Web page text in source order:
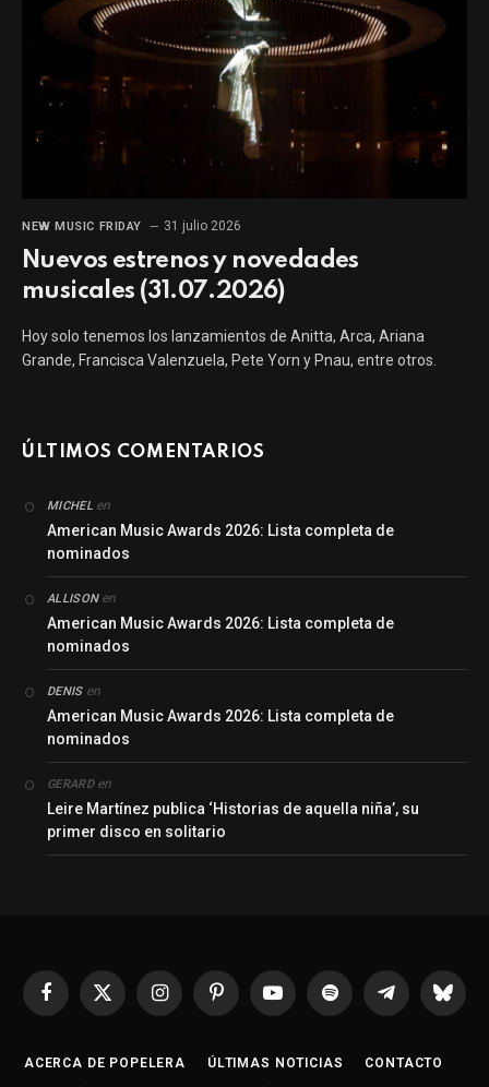
NEW MUSIC FRIDAY 31 julio 2026
Nuevos estrenos y novedades
musicales (31.07.2026)
Hoy solo tenemos los lanzamientos de Anitta, Arca, Ariana
Grande, Francisca Valenzuela, Pete Yorn y Pnau, entre otros.
ÚLTIMOS COMENTARIOS
MICHEL en
American Music Awards 2026: Lista completa de
nominados
ALLISONen
American Music Awards 2026: Lista completa de
nominados
DENISen
American Music Awards 2026: Lista completa de
nominados
GERARDen
Leire Martínez publica ‘Historias de aquella niña’, su
primer disco en solitario
Facebook
X
InstagramPinterestYouTubeSpotify Telegrama
ACERCA DE POPELERA ÚLTIMAS NOTICIAS CONTACTO